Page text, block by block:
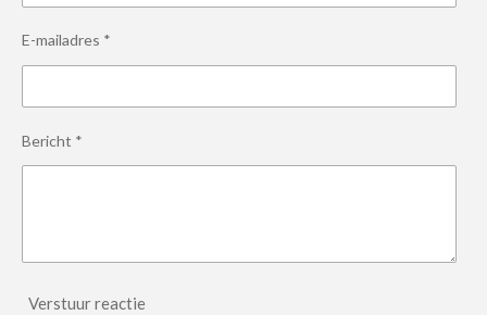
E-mailadres *
Bericht *
Verstuur reactie